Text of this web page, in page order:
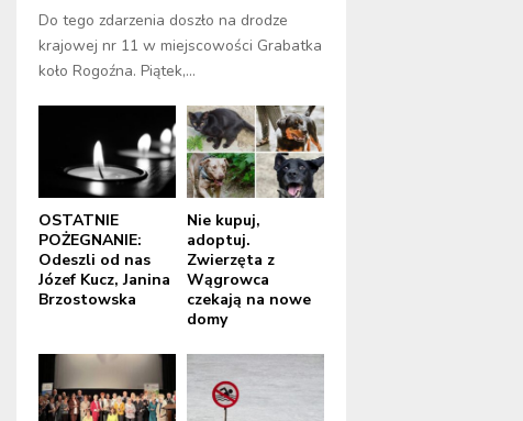
Do tego zdarzenia doszło na drodze
krajowej nr 11 w miejscowości Grabatka
koło Rogoźna. Piątek,...
OSTATNIE
POŻEGNANIE:
Odeszli od nas
Józef Kucz, Janina
Brzostowska
Nie kupuj,
adoptuj.
Zwierzęta z
Wągrowca
czekają na nowe
domy